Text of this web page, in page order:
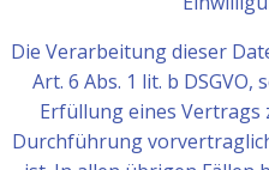
Die Verarbeitung dieser
Art. 6 Abs. 1 lit. b
Erfüllung eines
Durchführung